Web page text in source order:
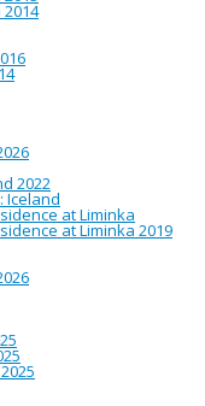
2022
Iceland
at Liminka
at Liminka 2019
uudessa
esitetyn Kari
projektin taustaa
Ørsted & Jyrki